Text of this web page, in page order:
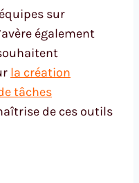
sur
également
la création
tâches
de ces outils